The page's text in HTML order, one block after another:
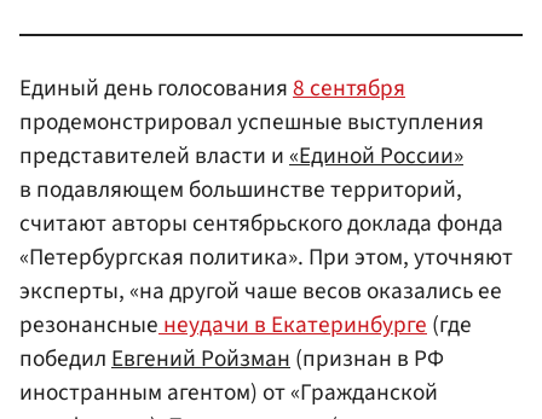
Единый день голосования8 сентября
продемонстрировал успешные выступления
представителей власти и«Единой России»
в подавляющем большинстве территорий,
считают авторы сентябрьского доклада фонда
«Петербургская политика». При этом, уточняют
эксперты, «на другой чаше весов оказались ее
резонансныенеудачи в Екатеринбурге(где
победилЕвгений Ройзман(признан в РФ
иностранным агентом) от «Гражданской